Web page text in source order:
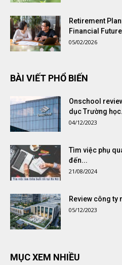
Retirement
Financial Future
05/02/2026
BÀI VIẾT PHỔ BIẾN
Onschool
dục Trường
04/12/2023
Tìm việc phụ
đến...
21/08/2024
Review công ty
05/12/2023
MỤC XEM NHIỀU